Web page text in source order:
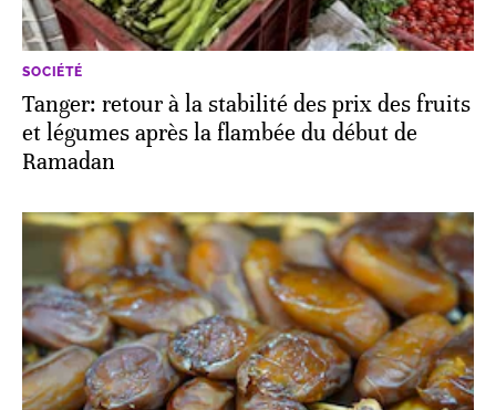
SOCIÉTÉ
Tanger: retour à la stabilité des prix des fruits
et légumes après la flambée du début de
Ramadan